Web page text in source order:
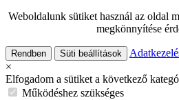
Weboldalunk sütiket használ az oldal
megkönnyítése
Rendben Süti beállítások
×
Elfogadom a sütiket a következő
Működéshez szükséges